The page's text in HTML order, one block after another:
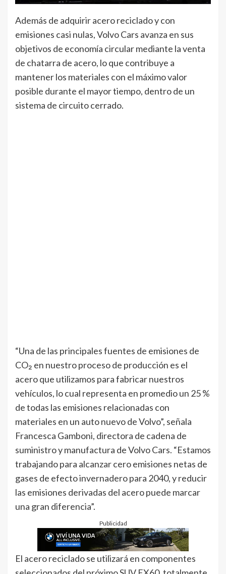
Además de adquirir acero reciclado y con
emisiones casi nulas, Volvo Cars avanza en sus
objetivos de economía circular mediante la venta
de chatarra de acero, lo que contribuye a
mantener los materiales con el máximo valor
posible durante el mayor tiempo, dentro de un
sistema de circuito cerrado.
“Una de las principales fuentes de emisiones de
CO₂ en nuestro proceso de producción es el
acero que utilizamos para fabricar nuestros
vehículos, lo cual representa en promedio un 25 %
de todas las emisiones relacionadas con
materiales en un auto nuevo de Volvo”, señala
Francesca Gamboni, directora de cadena de
suministro y manufactura de Volvo Cars. “Estamos
trabajando para alcanzar cero emisiones netas de
gases de efecto invernadero para 2040, y reducir
las emisiones derivadas del acero puede marcar
una gran diferencia”.
Publicidad
El acero reciclado se utilizará en componentes